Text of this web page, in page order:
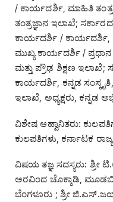
/ ಕಾರ್ಯದರ್ಶಿ, ಮಾಹಿತಿ
ತಂತ್ರಜ್ಞಾನ ಇಲಾಖೆ;
ಕಾರ್ಯದರ್ಶಿ / ಕಾರ್ಯದರ್ಶಿ,
ಮುಖ್ಯ ಕಾರ್ಯದರ್ಶಿ /
ಮತ್ತು ಪ್ರೌಢ ಶಿಕ್ಷಣ ಇಲಾಖೆ;
ಕಾರ್ಯದರ್ಶಿ, ಕನ್ನಡ
ಇಲಾಖೆ, ಅಧ್ಯಕ್ಷರು, ಕನ್ನಡ
ವಿಶೇಷ ಆಹ್ವಾನಿತರು:
ಕುಲಪತಿಗಳು, ಕರ್ನಾಟಕ
ವಿಷಯ ತಜ್ಞ ಸದಸ್ಯರು: ಶ್ರೀ
ಅರವಿಂದ ಚೊಕ್ಕಾಡಿ,
ಬೆಂಗಳೂರು ; ಶ್ರೀ